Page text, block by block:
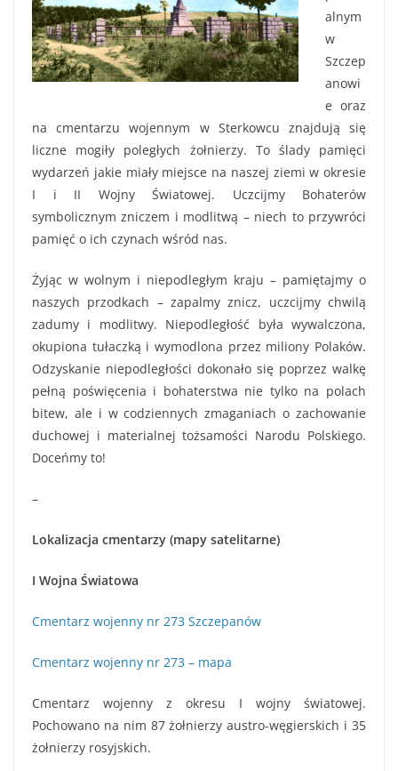
alnym
w
Szczep
anowi
e oraz
na cmentarzu wojennym w Sterkowcu znajdują się
liczne mogiły poległych żołnierzy. To ślady pamięci
wydarzeń jakie miały miejsce na naszej ziemi w okresie
I i II Wojny Światowej. Uczcijmy Bohaterów
symbolicznym zniczem i modlitwą – niech to przywróci
pamięć o ich czynach wśród nas.
Żyjąc w wolnym i niepodległym kraju – pamiętajmy o
naszych przodkach – zapalmy znicz, uczcijmy chwilą
zadumy i modlitwy. Niepodległość była wywalczona,
okupiona tułaczką i wymodlona przez miliony Polaków.
Odzyskanie niepodległości dokonało się poprzez walkę
pełną poświęcenia i bohaterstwa nie tylko na polach
bitew, ale i w codziennych zmaganiach o zachowanie
duchowej i materialnej tożsamości Narodu Polskiego.
Doceńmy to!
–
Lokalizacja cmentarzy (mapy satelitarne)
I Wojna Światowa
Cmentarz wojenny nr 273 Szczepanów
Cmentarz wojenny nr 273 – mapa
Cmentarz wojenny z okresu I wojny światowej.
Pochowano na nim 87 żołnierzy austro-węgierskich i 35
żołnierzy rosyjskich.